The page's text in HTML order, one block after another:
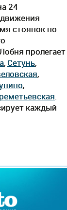
24
стоянок по
пролегает
, Сетунь,
,
,
каждый